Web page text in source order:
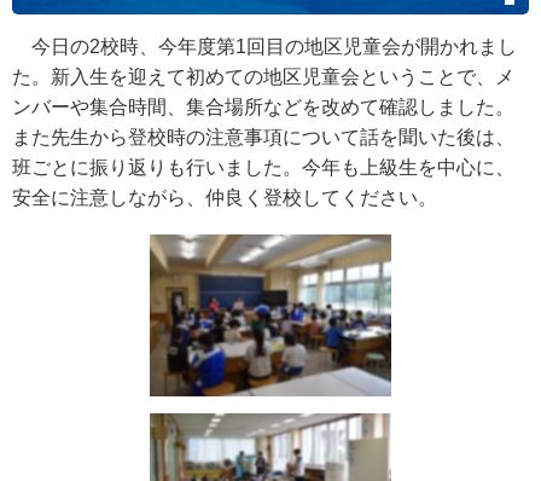
今日の2校時、今年度第1回目の地区児童会が開かれまし
た。新入生を迎えて初めての地区児童会ということで、メ
ンバーや集合時間、集合場所などを改めて確認しました。
また先生から登校時の注意事項について話を聞いた後は、
班ごとに振り返りも行いました。今年も上級生を中心に、
安全に注意しながら、仲良く登校してください。